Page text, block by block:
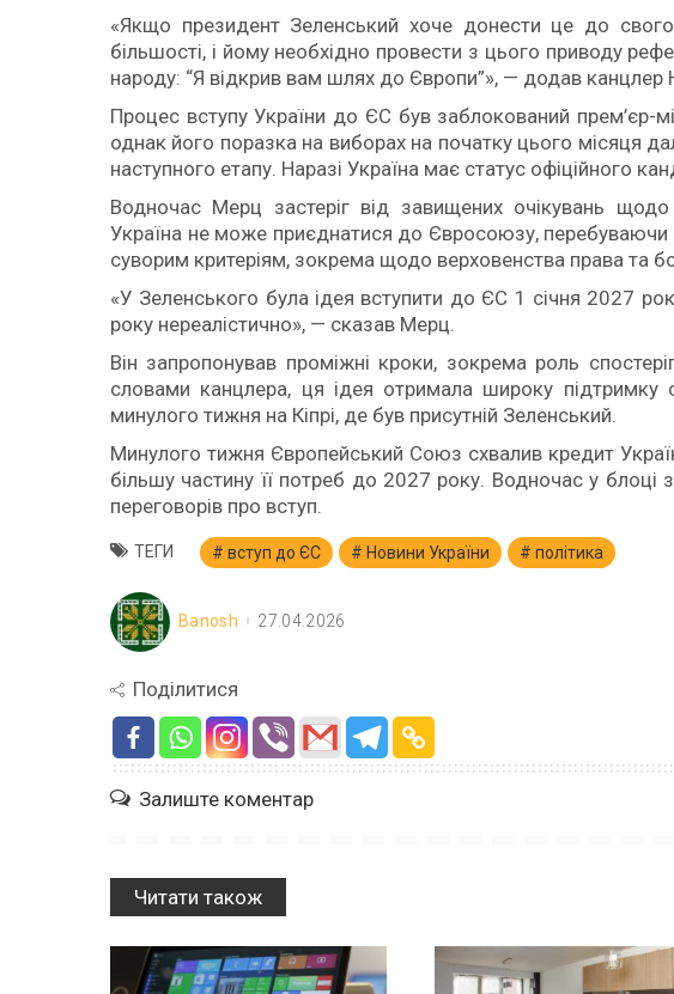
«Якщо президент Зеленський хоче донести це до
більшості, і йому необхідно провести з цього приводу
народу: “Я відкрив вам шлях до Європи”», — додав канцлер
Процес вступу України до ЄС був заблокований прем’єр-
однак його поразка на виборах на початку цього місяця
наступного етапу. Наразі Україна має статус офіційного
Водночас Мерц застеріг від завищених очікувань
Україна не може приєднатися до Євросоюзу, перебуваючи
суворим критеріям, зокрема щодо верховенства права та
«У Зеленського була ідея вступити до ЄС 1 січня 2027
року нереалістично», — сказав Мерц.
Він запропонував проміжні кроки, зокрема роль
словами канцлера, ця ідея отримала широку підтримку
минулого тижня на Кіпрі, де був присутній Зеленський.
Минулого тижня Європейський Союз схвалив кредит
більшу частину її потреб до 2027 року. Водночас у блоці
переговорів про вступ.
ТЕГИ вступ до ЄС Новини України політика
Banosh 27.04.2026
Поділитися
Залиште коментар
Читати також